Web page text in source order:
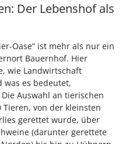
Der Lebenshof als
Oase“ ist mehr als nur ein
Bauernhof. Hier
wie Landwirtschaft
es bedeutet,
Auswahl an tierischen
von der kleinsten
gerettet wurde, über
(darunter gerettete